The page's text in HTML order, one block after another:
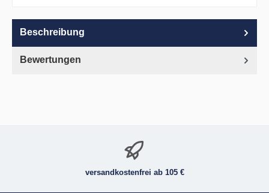
Beschreibung
Bewertungen
versandkostenfrei ab 105 €